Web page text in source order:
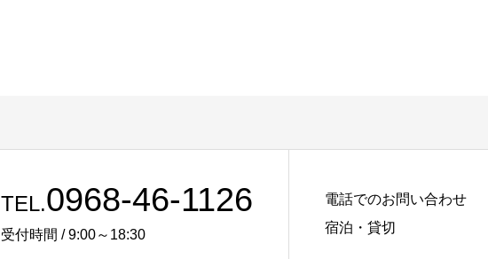
TEL.0968-46-1126
受付時間 / 9:00～18:30
電話でのお問い合わせ
宿泊・貸切